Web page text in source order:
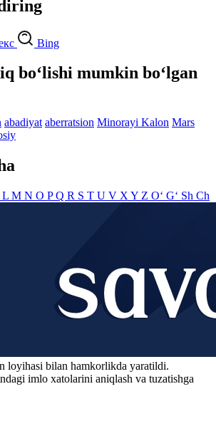
Bing
bo‘lishi mumkin bo‘lgan
abadiyat aberratsion Minorayi Kalon Mars
L M N O PQ R S T U V X Y Z O‘ G‘ Sh Ch
loyihasi bilan hamkorlikda yaratildi.
imlo xatolarini aniqlash va tuzatishga